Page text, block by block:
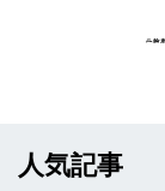
人気記事